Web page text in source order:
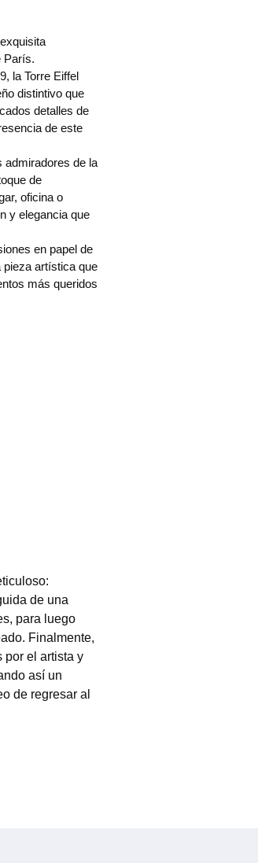
París.
la Torre Eiffel
distintivo que
detalles de
de este
admiradores de la
de
oficina o
y elegancia que
en papel de
pieza artística que
más queridos
de una
para luego
Finalmente,
por el artista y
así un
de regresar al